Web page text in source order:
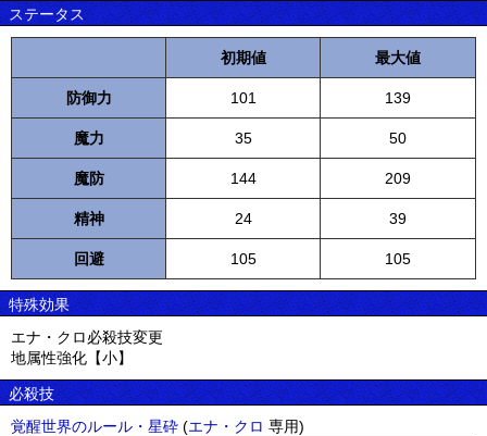
ステータス
初期値 最大値
防御力 101 139
魔力 35 50
魔防 144 209
精神 24 39
回避 105 105
特殊効果
エナ・クロ必殺技変更
地属性強化【小】
必殺技
覚醒世界のルール・星砕 (エナ・クロ 専用)